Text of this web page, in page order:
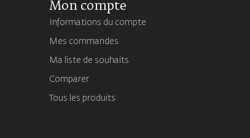
Mon compte
Informations du compte
Mes commandes
Ma liste de souhaits
Comparer
Tous les produits